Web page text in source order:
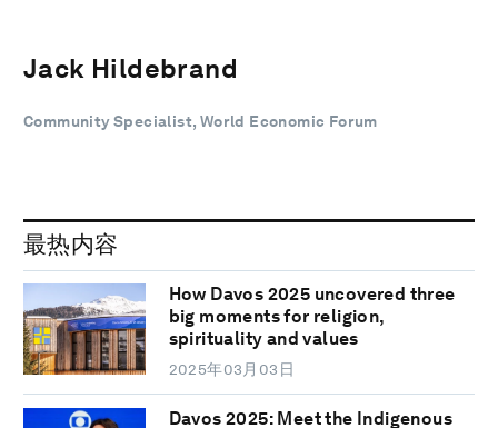
Jack Hildebrand
Community Specialist, World Economic Forum
最热内容
How Davos 2025 uncovered three
big moments for religion,
spirituality and values
2025年03月03日
Davos 2025: Meet the Indigenous